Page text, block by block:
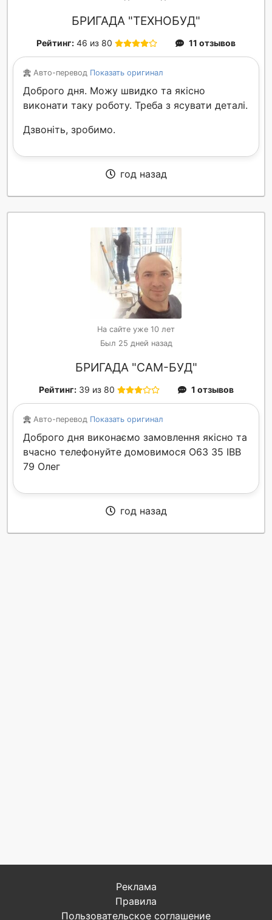
БРИГАДА "ТЕХНОБУД"
Рейтинг: 46 из 80 11 отзывов
Авто-перевод Показать оригинал
Доброго дня. Можу швидко та якісно
виконати таку роботу. Треба з ясувати деталі.
Дзвоніть, зробимо.
год назад
На сайте уже 10 лет
Был 25 дней назад
БРИГАДА "САМ-БУД"
Рейтинг: 39 из 80 1 отзывов
Авто-перевод Показать оригинал
Доброго дня виконаємо замовлення якісно та
вчасно телефонуйте домовимося О6З З5 ІВВ
79 Олег
год назад
Реклама
Правила
Пользовательское соглашение